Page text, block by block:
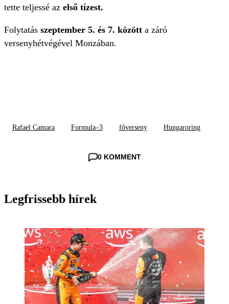
tette teljessé az első tízest.
Folytatás szeptember 5. és 7. között a záró
versenyhétvégével Monzában.
Rafael Camara Formula–3 főverseny Hungaroring
0 KOMMENT
Legfrissebb hírek